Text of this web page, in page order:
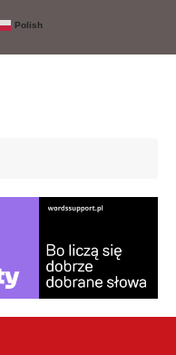
Polish